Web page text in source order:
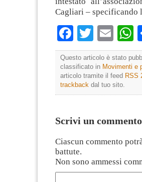
Cagliari – specificando
Facebook
Twitter
Questo articolo è stato
classificato in Movimenti e
articolo tramite il feed RSS
trackback dal tuo sito.
Scrivi un commento
Ciascun commento
battute.
Non sono ammessi